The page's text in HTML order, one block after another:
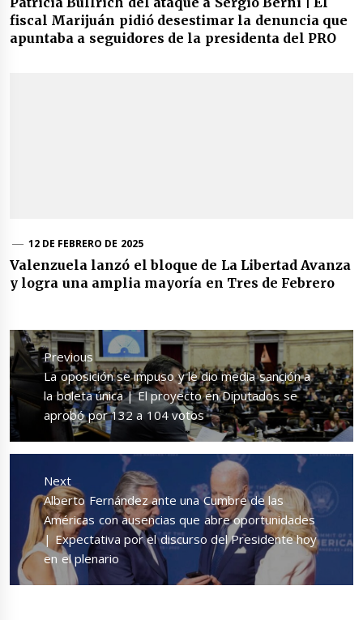
fiscal Marijuán pidió desestimar la denuncia que
apuntaba a seguidores de la presidenta del PRO
12 DE FEBRERO DE 2025
Valenzuela lanzó el bloque de La Libertad Avanza
y logra una amplia mayoría en Tres de Febrero
Navegación
de
entradas
Previous
Previous
post:
La oposición se impuso y le dio media sanción a
la boleta única | El proyecto en Diputados se
aprobó por 132 a 104 votos
Next
Next
post:
Alberto Fernández ante una Cumbre de las
Américas con ausencias que abre oportunidades
| Expectativa por el discurso del Presidente hoy
en el plenario